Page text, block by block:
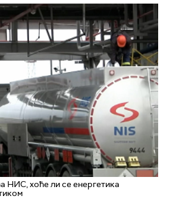
НИС, хоће ли се енергетика